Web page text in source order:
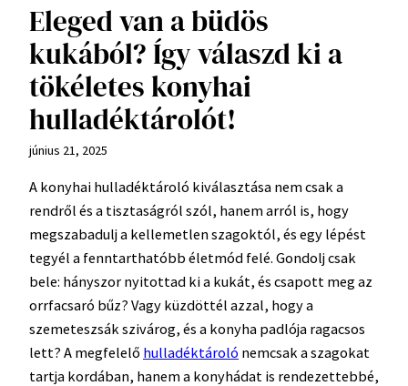
Eleged van a büdös
kukából? Így válaszd ki a
tökéletes konyhai
hulladéktárolót!
június 21, 2025
A konyhai hulladéktároló kiválasztása nem csak a
rendről és a tisztaságról szól, hanem arról is, hogy
megszabadulj a kellemetlen szagoktól, és egy lépést
tegyél a fenntarthatóbb életmód felé. Gondolj csak
bele: hányszor nyitottad ki a kukát, és csapott meg az
orrfacsaró bűz? Vagy küzdöttél azzal, hogy a
szemeteszsák szivárog, és a konyha padlója ragacsos
lett? A megfelelő hulladéktároló nemcsak a szagokat
tartja kordában, hanem a konyhádat is rendezettebbé,